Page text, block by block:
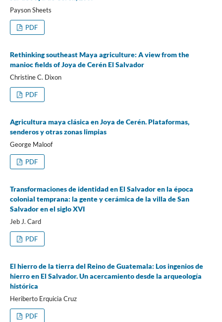
Payson Sheets
PDF
Rethinking southeast Maya agriculture: A view from the
manioc fields of Joya de Cerén El Salvador
Christine C. Dixon
PDF
Agricultura maya clásica en Joya de Cerén. Plataformas,
senderos y otras zonas limpias
George Maloof
PDF
Transformaciones de identidad en El Salvador en la época
colonial temprana: la gente y cerámica de la villa de San
Salvador en el siglo XVI
Jeb J. Card
PDF
El hierro de la tierra del Reino de Guatemala: Los ingenios de
hierro en El Salvador. Un acercamiento desde la arqueología
histórica
Heriberto Erquicia Cruz
PDF